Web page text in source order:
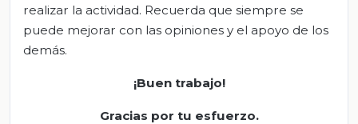
realizar la actividad. Recuerda que siempre se
puede mejorar con las opiniones y el apoyo de los
demás.
¡Buen trabajo!
Gracias por tu esfuerzo.